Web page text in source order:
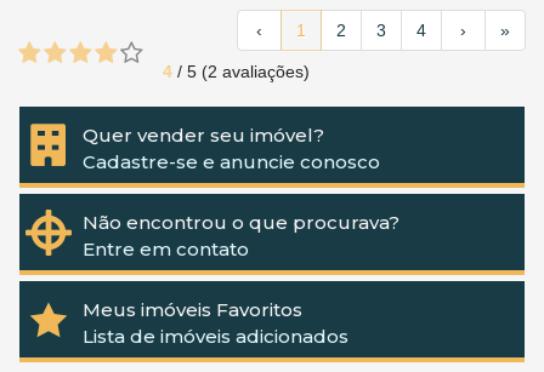
‹ 1 2 3 4 › »
4 / 5 (2 avaliações)
Quer vender seu imóvel?
Cadastre-se e anuncie conosco
Não encontrou o que procurava?
Entre em contato
Meus imóveis Favoritos
Lista de imóveis adicionados